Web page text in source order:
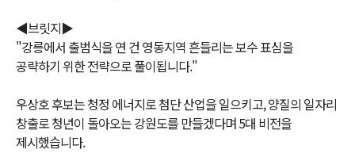
◀브릿지▶
"강릉에서 출범식을 연 건 영동지역 흔들리는 보수 표심을
공략하기 위한 전략으로 풀이됩니다."
우상호 후보는 청정 에너지로 첨단 산업을 일으키고, 양질의 일자리
창출로 청년이 돌아오는 강원도를 만들겠다며 5대 비전을
제시했습니다.